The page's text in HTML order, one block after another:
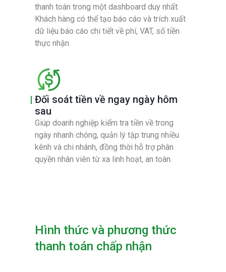
thanh toán trong một dashboard duy nhất.
Khách hàng có thể tạo báo cáo và trích xuất
dữ liệu báo cáo chi tiết về phí, VAT, số tiền
thực nhận.
Đối soát tiền về ngay ngày hôm
sau
Giúp doanh nghiệp kiểm tra tiền về trong
ngày nhanh chóng, quản lý tập trung nhiều
kênh và chi nhánh, đồng thời hỗ trợ phân
quyền nhân viên từ xa linh hoạt, an toàn.
Hình thức và phương thức
thanh toán chấp nhận